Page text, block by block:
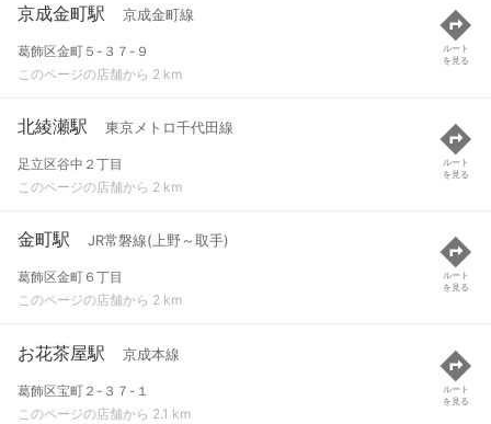
京成金町駅 京成金町線
葛飾区金町５-３７-９
このページの店舗から 2 km
ルート
を見る
北綾瀬駅 東京メトロ千代田線
足立区谷中２丁目
このページの店舗から 2 km
ルート
を見る
金町駅 JR常磐線(上野～取手)
葛飾区金町６丁目
このページの店舗から 2 km
ルート
を見る
お花茶屋駅 京成本線
葛飾区宝町２-３７-１
このページの店舗から 2.1 km
ルート
を見る